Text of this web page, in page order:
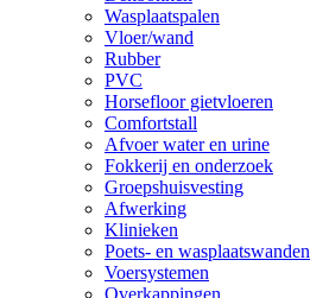
Wasplaatspalen
Vloer/wand
Rubber
PVC
Horsefloor gietvloeren
Comfortstall
Afvoer water en urine
Fokkerij en onderzoek
Groepshuisvesting
Afwerking
Klinieken
Poets- en wasplaatswanden
Voersystemen
Overkappingen